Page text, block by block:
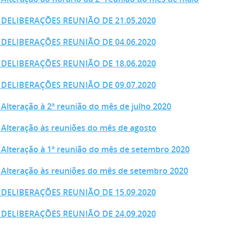
REUNIÃO DE 21.05.2020
REUNIÃO DE 04.06.2020
REUNIÃO DE 18.06.2020
REUNIÃO DE 09.07.2020
à 2ª reunião do mês de julho 2020
às reuniões do mês de agosto
à 1ª reunião do mês de setembro 2020
às reuniões do mês de setembro 2020
REUNIÃO DE 15.09.2020
REUNIÃO DE 24.09.2020